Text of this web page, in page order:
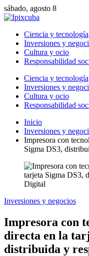
sábado, agosto 8
Ciencia y tecnología
Inversiones y
Cultura y ocio
Responsabilidad
Ciencia y tecnología
Inversiones y
Cultura y ocio
Responsabilidad
Inicio
Inversiones y
Impresora con
Sigma DS3,
Inversiones y negocios
Impresora con
directa en la
distribuida y